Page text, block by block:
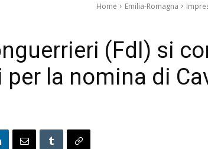
Home Emilia-Romagna
(FdI) si
per la nomina di